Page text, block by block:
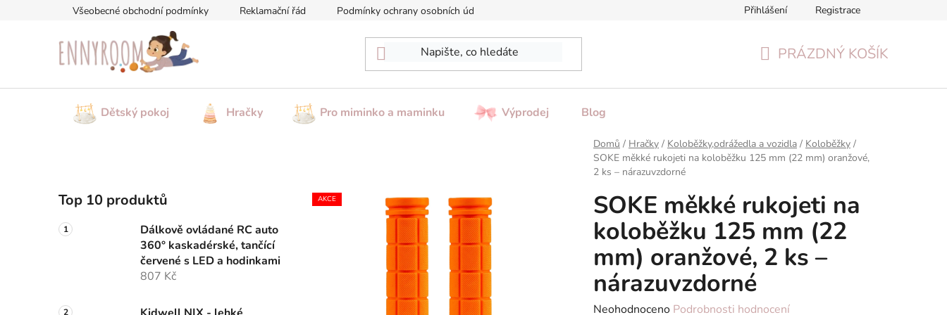
Všeobecné obchodní podmínky Reklamační řád Podmínky ochrany osobních údajů Formulář pro odstoupení od smlouvy Reklamační formulář
Přihlášení Registrace
PRÁZDNÝ KOŠÍK
Dětský pokoj Hračky Pro miminko a maminku Výprodej Blog
Domů / Hračky / Koloběžky,odrážedla a vozidla / Koloběžky /
SOKE měkké rukojeti na koloběžku 125 mm (22 mm) oranžové,
2 ks – nárazuvzdorné
o
s
t
Top 10 produktů
Dálkově ovládané RC auto
360° kaskadérské, tančící
červené s LED a hodinkami
807 Kč
SOKE měkké rukojeti na
koloběžku 125 mm (22
mm) oranžové, 2 ks –
nárazuvzdorné
Průměrné
Neohodnoceno Podrobnosti hodnocení
AKCE